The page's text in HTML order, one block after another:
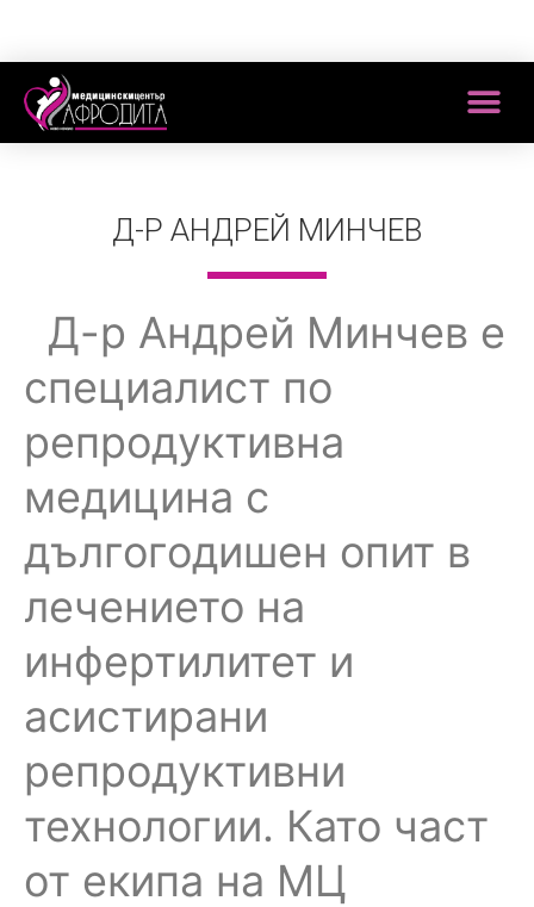
Д-Р АНДРЕЙ МИНЧЕВ
Д-р Андрей Минчев е
специалист по
репродуктивна
медицина с
дългогодишен опит в
лечението на
инфертилитет и
асистирани
репродуктивни
технологии. Като част
от екипа на МЦ